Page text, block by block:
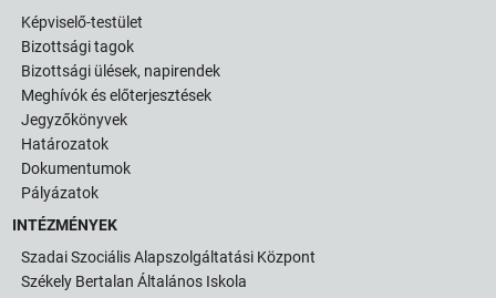
Képviselő-testület
Bizottsági tagok
Bizottsági ülések, napirendek
Meghívók és előterjesztések
Jegyzőkönyvek
Határozatok
Dokumentumok
Pályázatok
INTÉZMÉNYEK
Szadai Szociális Alapszolgáltatási Központ
Székely Bertalan Általános Iskola